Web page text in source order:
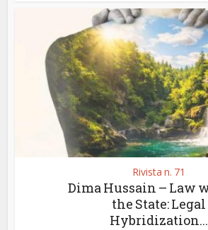
Rivista n. 71
Dima Hussain – Law
the State: Legal
Hybridization...